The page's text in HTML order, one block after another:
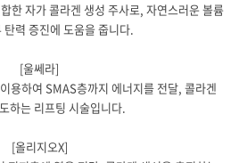
한 자가 콜라겐 생성 주사로, 자연스러운 볼륨
탄력 증진에 도움을 줍니다.
[울쎄라]
용하여 SMAS층까지 에너지를 전달, 콜라겐
하는 리프팅 시술입니다.
[올리지오X]